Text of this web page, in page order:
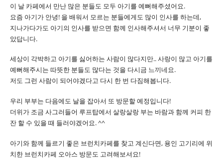
이 날 카페에서 만난 많은 분들도 모두 아기를 예뻐해주셨어요.
요즘 아기가 안녕! 을 배워서 모르는 분들에게도 많이 인사를 하는데,
지나가다가도 아기의 인사를 받으면 함께 인사해주셔서 너무 기분이 좋
았답니다.
세상이 각박하고 아기를 싫어하는 사람이 많다지만.. 사랑이 많고 아기를
예뻐해주시는 따뜻한 분들도 많다는 것을 다시금 느끼네요.
저도 그런 사람이 되어야겠다고 다시 한 번 다짐해봅니다.
우리 부부는 다음에도 날을 잡아서 또 방문할 예정입니다!
더위가 조금 사그러들어 루프탑에서 살랑살랑 부는 바람과 함께 커피 한
잔 할 수 있을 때 들러야겠어요. ^^
아기와 함께 들르기 좋은 브런치카페를 찾고 계신다면, 용인 고기리에 위
치한 브런치카페 오아스 방문도 고려해보셔요!